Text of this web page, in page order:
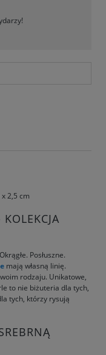
2,5 cm
Posłuszne.
mają własną linię.
rodzaju. Unikatowe,
to nie biżuteria dla tych,
tych, którzy rysują